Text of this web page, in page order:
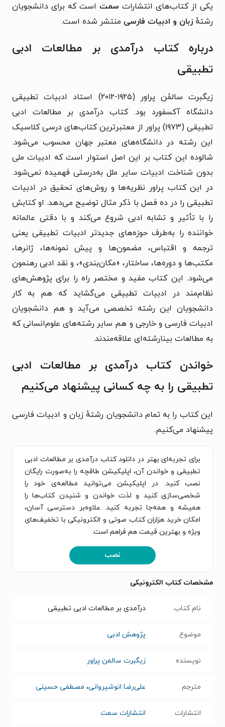
یکی از کتاب‌های انتشارات سمت است که برای دانشجویان
رشتهٔ زبان و ادبیات فارسی منتشر شده است.
درباره کتاب درآمدی بر مطالعات ادبی
تطبیقی
زیگبرت سالمُن پراور (۱۹۲۵-۲۰۱۲) استاد ادبیات تطبیقی
دانشگاه آکسفورد بود. کتاب درآمدی بر مطالعات ادبی
تطبیقی (۱۹۷۳) پراور از معتبرترین کتاب‌های درسی کلاسیک
این رشته در دانشگاه‌های معتبر جهان محسوب می‌شود.
شالوده این کتاب بر این اصل استوار است که ادبیات ملی
بدون شناخت ادبیات سایر ملل به‌درستی فهمیده نمی‌شود.
در این کتاب پراور نظریه‌ها و روش‌های تحقیق در ادبیات
تطبیقی را در ده فصل با ذکر مثال توضیح می‌دهد. او کتابش
را با تأثیر و تشابه ادبی شروع می‌کند و با دقتی عالمانه
خواننده را به‌طرف حوزه‌های جدیدتر ادبیات تطبیقی یعنی
ترجمه و اقتباس، مضمون‌ها و پیش نمونه‌ها، ژانرها،
مکتب‌ها و دوره‌ها، ساختار، «مکان‌بندی»، و نقد ادبی رهنمون
می‌شود. این کتاب مفید و مختصر راه را برای پژوهش‌های
نظام‌مند در ادبیات تطبیقی می‌گشاید که هم به کار
دانشجویان این رشته تخصصی می‌آید و هم دانشجویان
ادبیات فارسی و خارجی و هم سایر رشته‌های علوم‌انسانی که
به مطالعات بینارشته‌ای علاقه‌مندند.
خواندن کتاب درآمدی بر مطالعات ادبی
تطبیقی را به چه کسانی پیشنهاد می‌کنیم
این کتاب را به تمام دانشجویان رشتهٔ زبان و ادبیات فارسی
پیشنهاد می‌کنیم.
برای تجربه‌ای بهتر در دانلود کتاب درآمدی بر مطالعات ادبی
تطبیقی و خواندن آن، اپلیکیشن طاقچه را به‌صورت رایگان
نصب کنید. در اپلیکیشن می‌توانید مطالعه‌ی خود را
شخصی‌سازی کنید و لذت خواندن و شنیدن کتاب‌ها را
همیشه و همه‌جا تجربه کنید. علاوه‌بر دسترسی آسان،
امکان خرید هزاران کتاب صوتی و الکترونیکی با تخفیف‌های
ویژه و بهترین قیمت هم فراهم است.
نصب
مشخصات کتاب الکترونیکی
نام کتاب درآمدی بر مطالعات ادبی تطبیقی
موضوع پژوهش ادبی
نویسنده زیگبرت سالمن پراور
مترجم علی‌رضا انوشیروانی، مصطفی حسینی
انتشارات انتشارات سمت